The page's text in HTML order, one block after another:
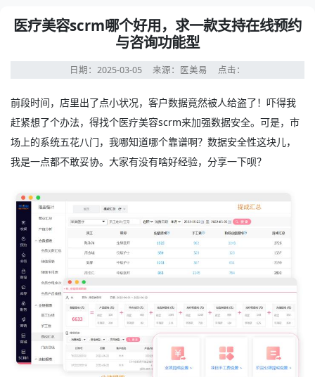
医疗美容scrm哪个好用，求一款支持在线预约
与咨询功能型
日期：2025-03-05 来源：医美易 点击：
前段时间，店里出了点小状况，客户数据竟然被人给盗了！吓得我
赶紧想了个办法，得找个医疗美容scrm来加强数据安全。可是，市
场上的系统五花八门，我哪知道哪个靠谱啊？数据安全性这块儿，
我是一点都不敢妥协。大家有没有啥好经验，分享一下呗？